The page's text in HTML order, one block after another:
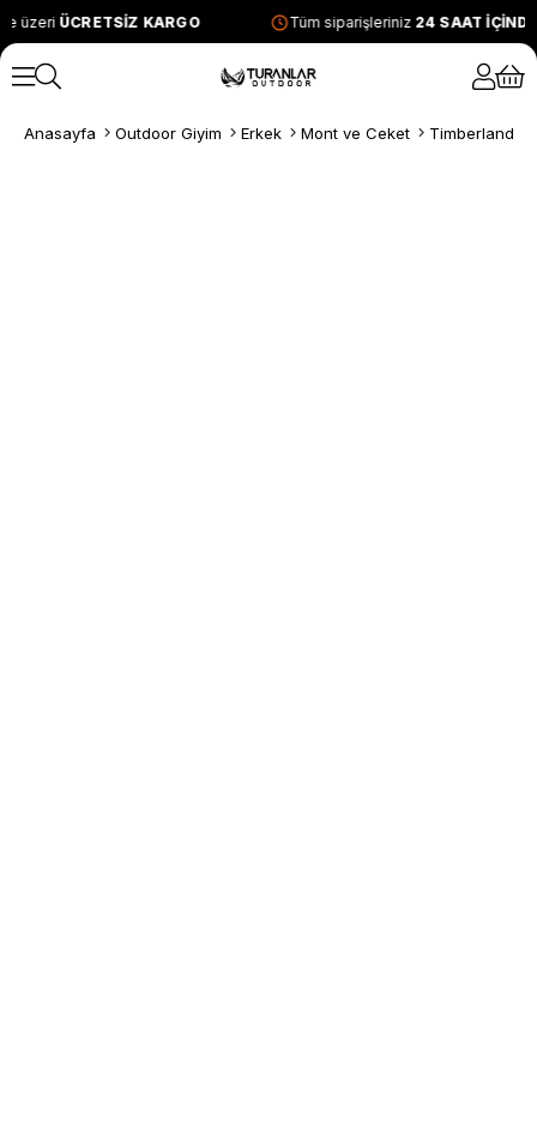
üzeriÜCRETSİZ KARGO Tüm siparişleriniz24 SAAT İÇİNDE
Anasayfa Outdoor Giyim Erkek Mont ve Ceket